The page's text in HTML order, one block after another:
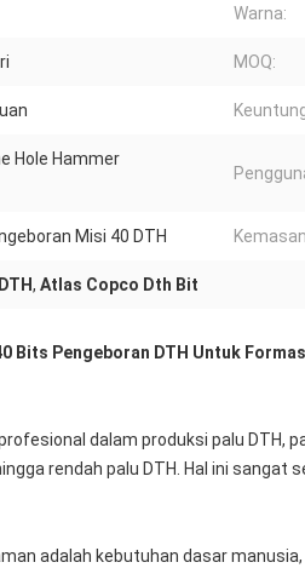
Warna:
MOQ:
Hole Hammer
Misi 40 DTH
, Atlas Copco Dth Bit
Bits Pengeboran DTH Untuk
dalam produksi palu DTH,
rendah palu DTH. Hal ini sangat
adalah kebutuhan dasar